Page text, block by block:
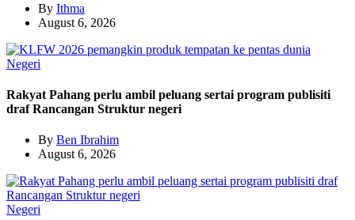
By Ithma
August 6, 2026
Negeri
Rakyat Pahang perlu ambil peluang sertai program publisiti
draf Rancangan Struktur negeri
By Ben Ibrahim
August 6, 2026
Negeri